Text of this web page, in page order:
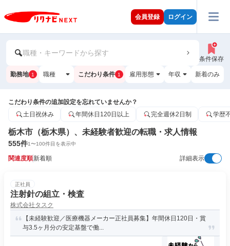
会員登録 ログイン
職種・キーワードから探す
条件保存
勤務地 1 職種 こだわり条件 1 雇用形態 年収 新着のみ
こだわり条件の追加設定を忘れていませんか？
土日祝休み
年間休日120日以上 完全週休2日制 学歴
栃木市（栃木県）、未経験者歓迎の転職・求人情報
555件1〜100件目を表示中
関連度順新着順 詳細表示
正社員
注射針の組立・検査
株式会社タスク
【未経験歓迎／医療機器メーカー正社員募集】年間休日120日・賞
与3.5ヶ月分の安定基盤で働...